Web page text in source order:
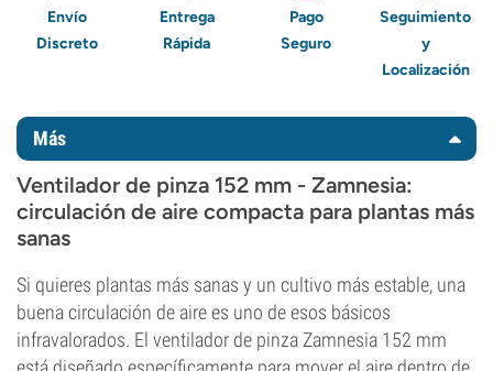
Envío
Discreto
Entrega
Rápida
Pago
Seguro
Seguimiento
y
Localización
Más
Ventilador de pinza 152 mm - Zamnesia:
circulación de aire compacta para plantas más
sanas
Si quieres plantas más sanas y un cultivo más estable, una
buena circulación de aire es uno de esos básicos
infravalorados. El ventilador de pinza Zamnesia 152 mm